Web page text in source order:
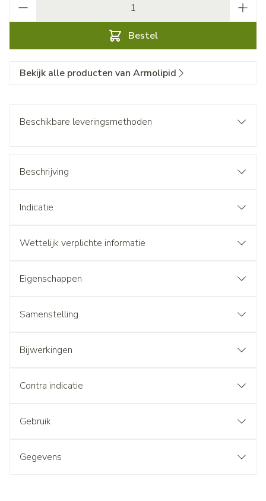
Bestel
Bekijk alle producten van Armolipid
Beschikbare leveringsmethoden
Beschrijving
Indicatie
Wettelijk verplichte informatie
Eigenschappen
Samenstelling
Bijwerkingen
Contra indicatie
Gebruik
Gegevens